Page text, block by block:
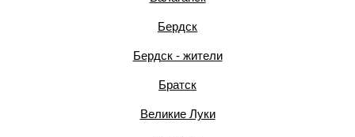
Бердск
Бердск - жители
Братск
Великие Луки